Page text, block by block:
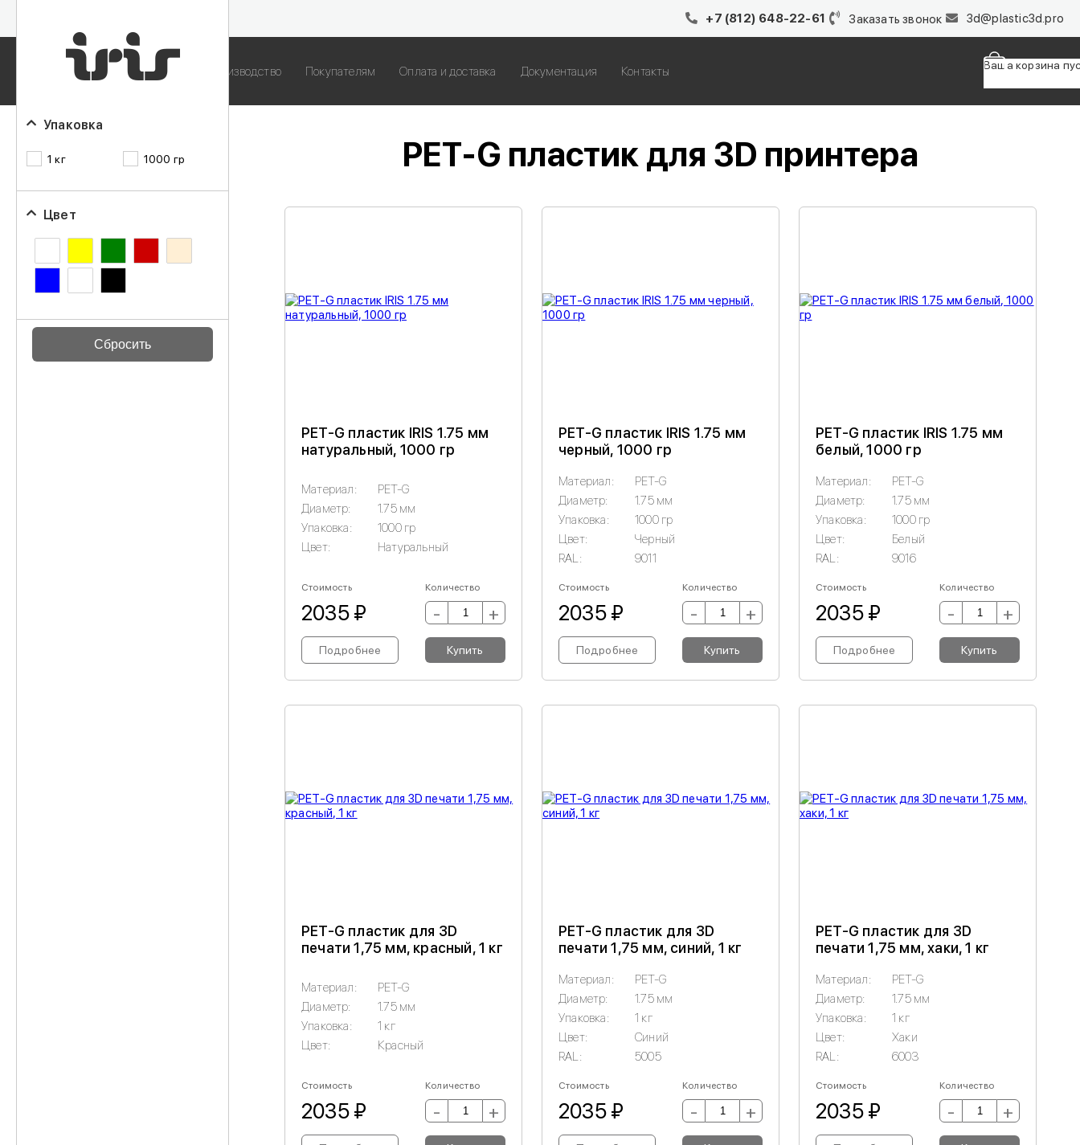
+7 (812) 648-22-61 Заказать звонок 3d@plastic3d.pro
О компании Вакансии Наше производство Покупателям Оплата и доставка Документация Контакты
Ваша корзина
Упаковка
1 кг 1000 гр
Цвет
Сбросить
PET-G пластик для 3D принтера
PET-G пластик IRIS 1.75 мм
натуральный, 1000 гр
Материал:
PET-G
Диаметр:
1.75 мм
Упаковка:
1000 гр
Цвет:
Натуральный
Стоимость Количество
2035 ₽ - +
Подробнее Купить
PET-G пластик IRIS 1.75 мм
черный, 1000 гр
Материал:
PET-G
Диаметр:
1.75 мм
Упаковка:
1000 гр
Цвет:
Черный
RAL:
9011
Стоимость Количество
2035 ₽ - +
Подробнее Купить
PET-G пластик IRIS 1.75 мм
белый, 1000 гр
Материал:
PET-G
Диаметр:
1.75 мм
Упаковка:
1000 гр
Цвет:
Белый
RAL:
9016
Стоимость Количество
2035 ₽ - +
Подробнее Купить
PET-G пластик для 3D
печати 1,75 мм, красный, 1 кг
Материал:
PET-G
Диаметр:
1.75 мм
Упаковка:
1 кг
Цвет:
Красный
Стоимость Количество
2035 ₽ - +
PET-G пластик для 3D
печати 1,75 мм, синий, 1 кг
Материал:
PET-G
Диаметр:
1.75 мм
Упаковка:
1 кг
Цвет:
Синий
RAL:
5005
Стоимость Количество
2035 ₽ - +
PET-G пластик для 3D
печати 1,75 мм, хаки, 1 кг
Материал:
PET-G
Диаметр:
1.75 мм
Упаковка:
1 кг
Цвет:
Хаки
RAL:
6003
Стоимость Количество
2035 ₽ - +